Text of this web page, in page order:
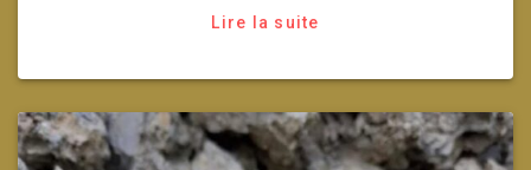
Lire la suite